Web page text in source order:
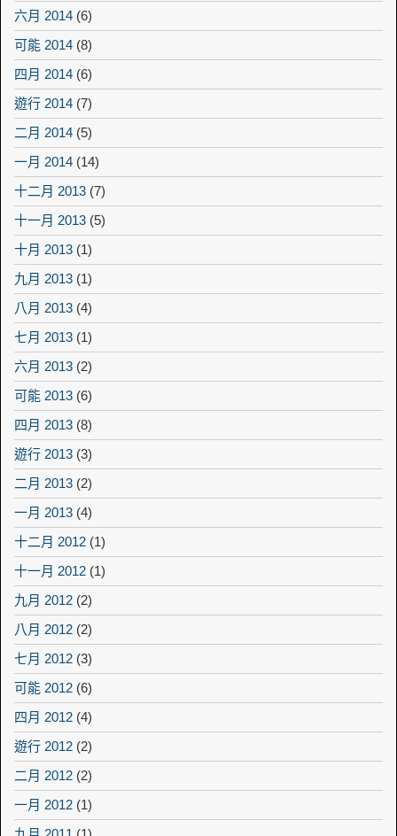
六月 2014 (6)
可能 2014 (8)
四月 2014 (6)
遊行 2014 (7)
二月 2014 (5)
一月 2014 (14)
十二月 2013 (7)
十一月 2013 (5)
十月 2013 (1)
九月 2013 (1)
八月 2013 (4)
七月 2013 (1)
六月 2013 (2)
可能 2013 (6)
四月 2013 (8)
遊行 2013 (3)
二月 2013 (2)
一月 2013 (4)
十二月 2012 (1)
十一月 2012 (1)
九月 2012 (2)
八月 2012 (2)
七月 2012 (3)
可能 2012 (6)
四月 2012 (4)
遊行 2012 (2)
二月 2012 (2)
一月 2012 (1)